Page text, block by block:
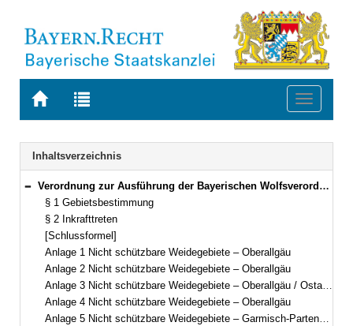
Zur
BAYERN.RECHT
Zur
letzten
Suche
Toggle
Navigation
Inhaltsverzeichnis
Bereich reduzieren
Verordnung zur Ausführung der Bayerischen Wolfsverordnung (AVBayWolfV) Vom 1. November 2024 (BayMBl. Nr. 521 ) BayVV Gliederungsnummer 791-1-15-U (§§ 1–2)
§ 1 Gebietsbestimmung
§ 2 Inkrafttreten
[Schlussformel]
Anlage 1 Nicht schützbare Weidegebiete – Oberallgäu
Anlage 2 Nicht schützbare Weidegebiete – Oberallgäu
Anlage 3 Nicht schützbare Weidegebiete – Oberallgäu / Ostallgäu
Anlage 4 Nicht schützbare Weidegebiete – Oberallgäu
Anlage 5 Nicht schützbare Weidegebiete – Garmisch-Partenkirchen / Ostallgäu